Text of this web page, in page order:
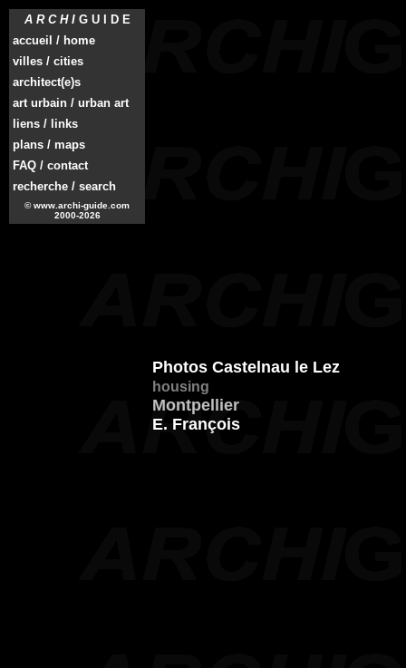
A R C H IG U I D E
accueil / home
villes / cities
architect(e)s
art urbain / urban art
liens / links
plans / maps
FAQ / contact
recherche / search
© www.archi-guide.com
2000-2026
Photos Castelnau le Lez
housing
Montpellier
E. François